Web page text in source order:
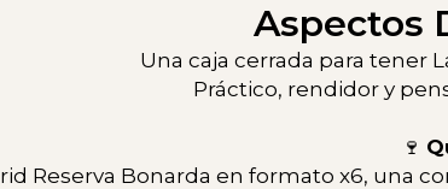
Aspectos
Una caja cerrada para tener
Práctico, rendidor y
🍷
Reserva Bonarda en formato x6, una